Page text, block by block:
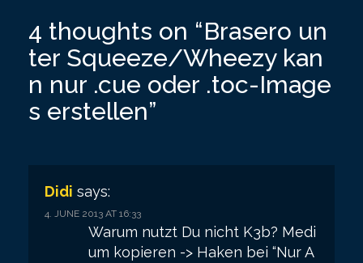
t
n
a
v
4 thoughts on “Brasero un
ter Squeeze/Wheezy kan
n nur .cue oder .toc-Image
s erstellen”
Didi says:
4. JUNE 2013 AT 16:33
Warum nutzt Du nicht K3b? Medi
um kopieren -> Haken bei “Nur A